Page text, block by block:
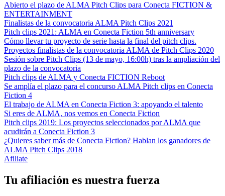
Abierto el plazo de ALMA Pitch Clips para Conecta FICTION &
ENTERTAINMENT
Finalistas de la convocatoria ALMA Pitch Clips 2021
Pitch clips 2021: ALMA en Conecta Fiction 5th anniversary
Cómo llevar tu proyecto de serie hasta la final del pitch clips.
Proyectos finalistas de la convocatoria ALMA de Pitch Clips 2020
Sesión sobre Pitch Clips (13 de mayo, 16:00h) tras la ampliación del
plazo de la convocatoria
Pitch clips de ALMA y Conecta FICTION Reboot
Se amplía el plazo para el concurso ALMA Pitch clips en Conecta
Fiction 4
El trabajo de ALMA en Conecta Fiction 3: apoyando el talento
Si eres de ALMA, nos vemos en Conecta Fiction
Pitch clips 2019: Los proyectos seleccionados por ALMA que
acudirán a Conecta Fiction 3
¿Quieres saber más de Conecta Fiction? Hablan los ganadores de
ALMA Pitch Clips 2018
Afiliate
Tu afiliación es nuestra fuerza